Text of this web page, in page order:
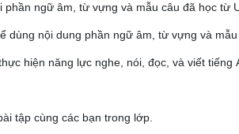
phần ngữ âm, từ vựng và mẫu câu đã học từ
dùng nội dung phần ngữ âm, từ vựng và
hiện năng lực nghe, nói, đọc, và viết tiếng
tập cùng các bạn trong lớp.